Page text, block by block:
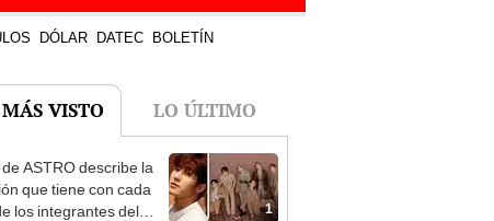
DÓLAR DATEC BOLETÍN
VISTO LO ÚLTIMO
1
ASTRO describe la
que tiene con cada
los integrantes del